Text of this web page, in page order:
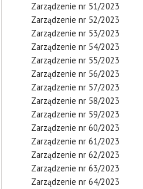
Zarządzenie nr 51/2023
Zarządzenie nr 52/2023
Zarządzenie nr 53/2023
Zarządzenie nr 54/2023
Zarządzenie nr 55/2023
Zarządzenie nr 56/2023
Zarządzenie nr 57/2023
Zarządzenie nr 58/2023
Zarządzenie nr 59/2023
Zarządzenie nr 60/2023
Zarządzenie nr 61/2023
Zarządzenie nr 62/2023
Zarządzenie nr 63/2023
Zarządzenie nr 64/2023